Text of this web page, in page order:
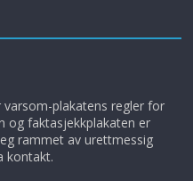
plakatens regler for
og faktasjekkplakaten er
rammet av urettmessig
kontakt.